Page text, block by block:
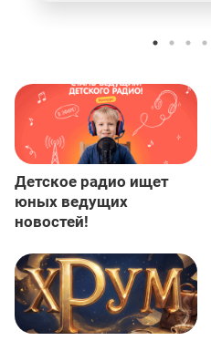
Детское радио ищет
юных ведущих
новостей!